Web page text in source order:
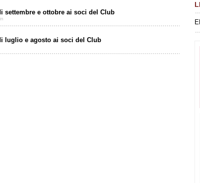
settembre e ottobre ai soci del Club
luglio e agosto ai soci del Club